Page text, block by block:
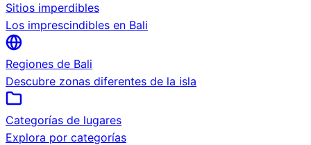
Sitios imperdibles
Los imprescindibles en Bali
Regiones de Bali
Descubre zonas diferentes de la isla
Categorías de lugares
Explora por categorías